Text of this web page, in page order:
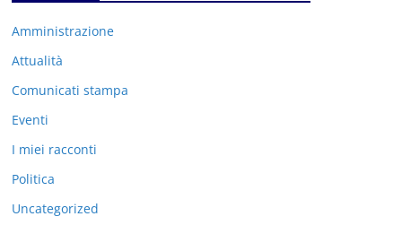
Amministrazione
Attualità
Comunicati stampa
Eventi
I miei racconti
Politica
Uncategorized